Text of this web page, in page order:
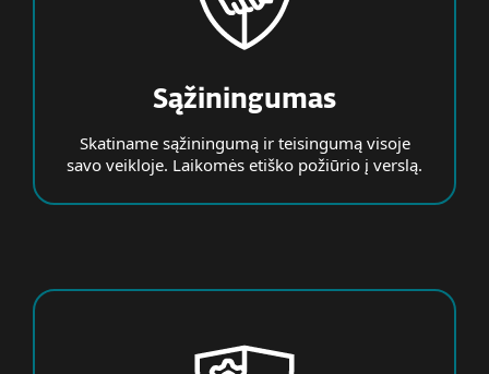
Sąžiningumas
Skatiname sąžiningumą ir teisingumą visoje
savo veikloje. Laikomės etiško požiūrio į verslą.